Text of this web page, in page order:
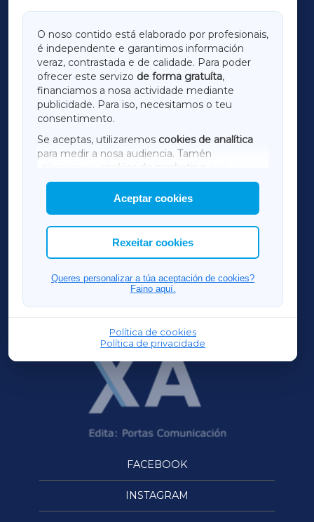
O noso contido está elaborado por profesionais,
é independente e garantimos información
veraz, contrastada e de calidade. Para poder
ofrecer este servizo de forma gratuíta,
financiamos a nosa actividade mediante
publicidade. Para iso, necesitamos o teu
consentimento.
Se aceptas, utilizaremos cookies de analítica
para medir a nosa audiencia. Tamén
utilizaremos
cookies de marketing
mostrar publicidade de terceiros.
Así mesmo, podes personalizar a elección das
cookies que desexas permitir.
Aceptar cookies
Rexeitar cookies
Queres personalizar a túa aceptación de cookies?
Faino aquí.
Política de cookies
Política de privacidade
LUGOXA
TERRACHAXA
AMARIÑAXA
RIBEIRASACRAXA
ACORUÑAXA
FERROLXA
OURENSEXA
FACEBOOK
INSTAGRAM